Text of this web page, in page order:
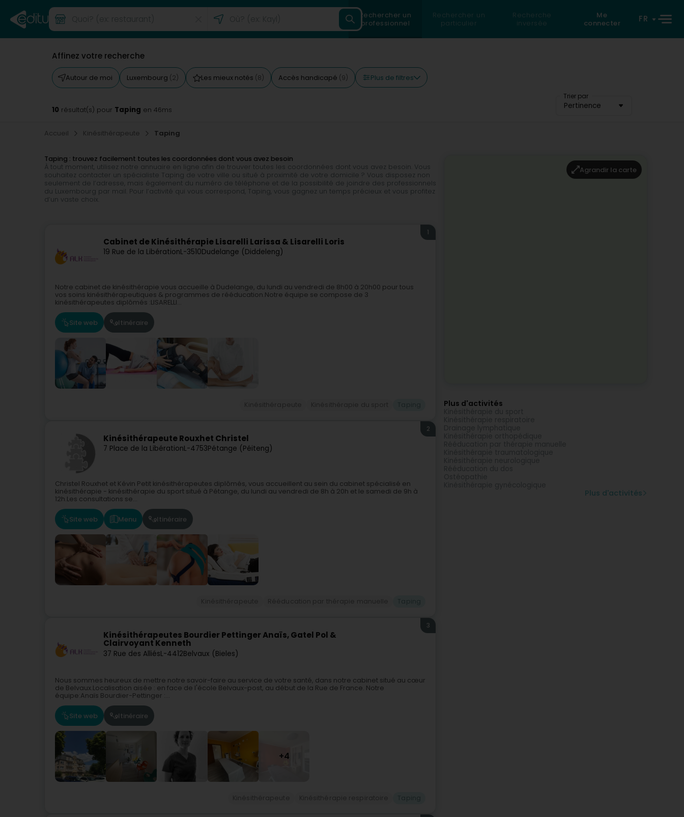
Rechercher un
professionnel
Rechercher un
particulier
Recherche
inversée
Me
connecter
FR
Affinez votre recherche
Autour de moi Luxembourg (2) Les mieux notés (8) Accès handicapé (9) Plus de filtres
Trier par
Pertinence
10 résultat(s) pour Taping en 46ms
Accueil Kinésithérapeute Taping
Taping : trouvez facilement toutes les coordonnées dont vous avez besoin
À tout moment, utilisez notre annuaire en ligne afin de trouver toutes les coordonnées dont vous avez besoin. Vous
souhaitez contacter un spécialiste Taping de votre ville ou situé à proximité de votre domicile ? Vous disposez non
seulement de l’adresse, mais également du numéro de téléphone et de la possibilité de joindre des professionnels
du Luxembourg par mail. Pour l’activité qui vous correspond, Taping, vous gagnez un temps précieux et vous profitez
d’un vaste choix.
Cabinet de Kinésithérapie Lisarelli Larissa & Lisarelli Loris
19 Rue de la LibérationL-3510Dudelange (Diddeleng)
1
Notre cabinet de kinésithérapie vous accueille à Dudelange, du lundi au vendredi de 8h00 à 20h00 pour tous
vos soins kinésithérapeutiques & programmes de rééducation.Notre équipe se compose de 3
kinésithérapeutes diplômés :LISARELLI...
Site web Itinéraire
Kinésithérapeute Rouxhet Christel
7 Place de la LibérationL-4753Pétange (Péiteng)
2
Christel Rouxhet et Kévin Petit kinésithérapeutes diplômés, vous accueillent au sein du cabinet spécialisé en
kinésithérapie - kinésithérapie du sport situé à Pétange, du lundi au vendredi de 8h à 20h et le samedi de 9h à
12h.Les consultations se...
Site web Menu Itinéraire
Kinésithérapeutes Bourdier Pettinger Anaïs, Gatel Pol &
Clairvoyant Kenneth
37 Rue des AlliésL-4412Belvaux (Bieles)
3
Nous sommes heureux de mettre notre savoir-faire au service de votre santé, dans notre cabinet situé au cœur
de Belvaux.Localisation aisée : en face de l'école Belvaux-post, au début de la Rue de France. Notre
équipe:Anaïs Bourdier-Pettinger :...
Site web Itinéraire
+4
Agrandir la carte
Plus d'activités
Plus d'activités